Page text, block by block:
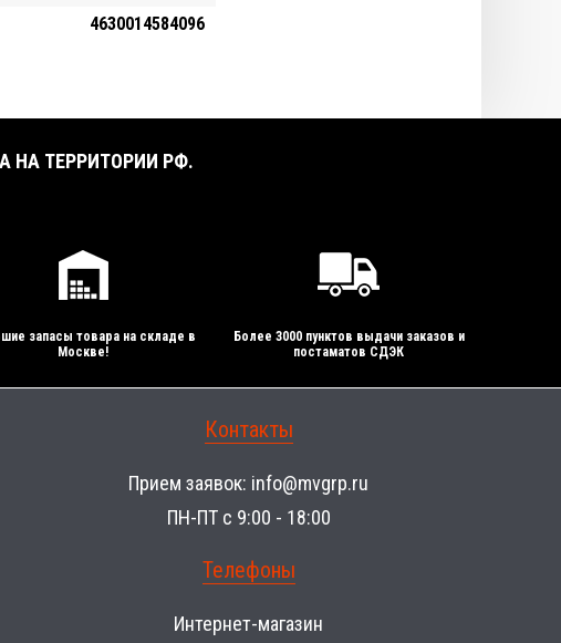
4630014584096
НА ТЕРРИТОРИИ РФ.
запасы товара на складе в
Москве!
Более 3000 пунктов выдачи заказов и
постаматов СДЭК
Контакты
Прием заявок: info@mvgrp.ru
ПН-ПТ с 9:00 - 18:00
Телефоны
Интернет-магазин